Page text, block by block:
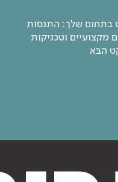
בתחום שלך: התנסות
מקצועיים וטכניקות
הבא